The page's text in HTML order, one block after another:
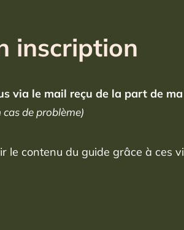
inscription
via le mail reçu de la part de
de problème)
le contenu du guide grâce à ces